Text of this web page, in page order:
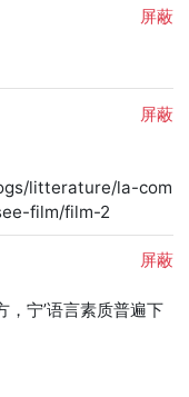
屏蔽
屏蔽
litterature/la-com
film/film-2
屏蔽
宁’语言素质普遍下